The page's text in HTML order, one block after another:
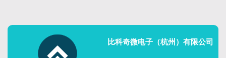
比科奇微电子（杭州）有限公司